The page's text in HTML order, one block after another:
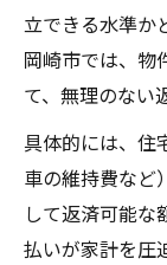
立できる水準か
岡崎市では、物
て、無理のない
具体的には、住
車の維持費など
して返済可能な
払いが家計を圧